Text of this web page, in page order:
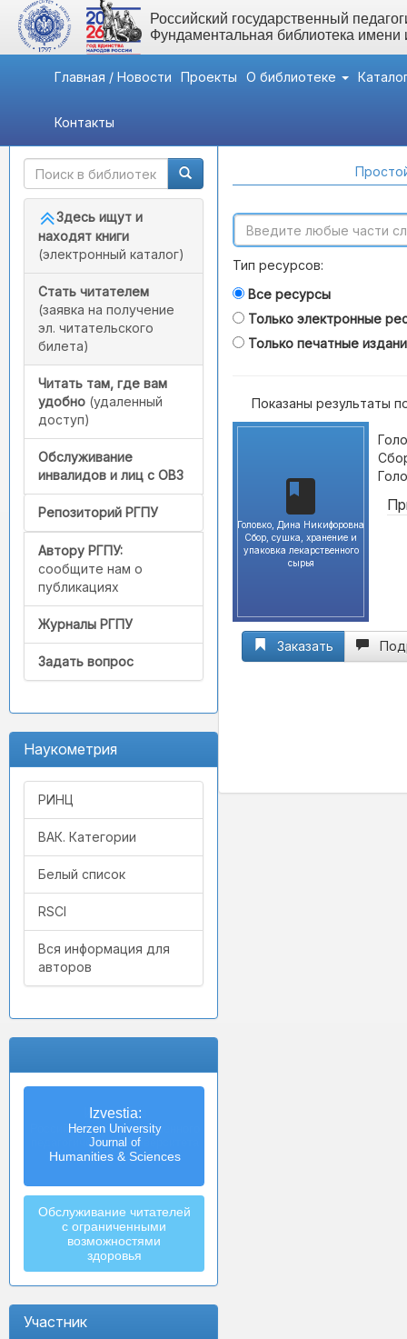
Российский государственный
Фундаментальная библиотека
Главная / Новости Проекты О библиотеке
Контакты
Быстрый доступ
Здесь ищут и
находят книги
(электронный каталог)
Стать читателем
(заявка на получение
эл. читательского
билета)
Читать там, где вам
удобно (удаленный
доступ)
Обслуживание
инвалидов и лиц с ОВЗ
Репозиторий РГПУ
Автору РГПУ:
сообщите нам о
публикациях
Журналы РГПУ
Задать вопрос
Наукометрия
РИНЦ
ВАК. Категории
Белый список
RSCI
Вся информация для
авторов
Izvestia:
Herzen University
Journal of
Humanities & Sciences
Обслуживание читателей
с ограниченными
возможностями
здоровья
Участник
Тип ресурсов:
Все ресурсы
Только электронные
Только печатные
Показаны результаты
Головко, Дина Никифоровна
Сбор, сушка, хранение и
упаковка лекарственного
сырья
Заказать